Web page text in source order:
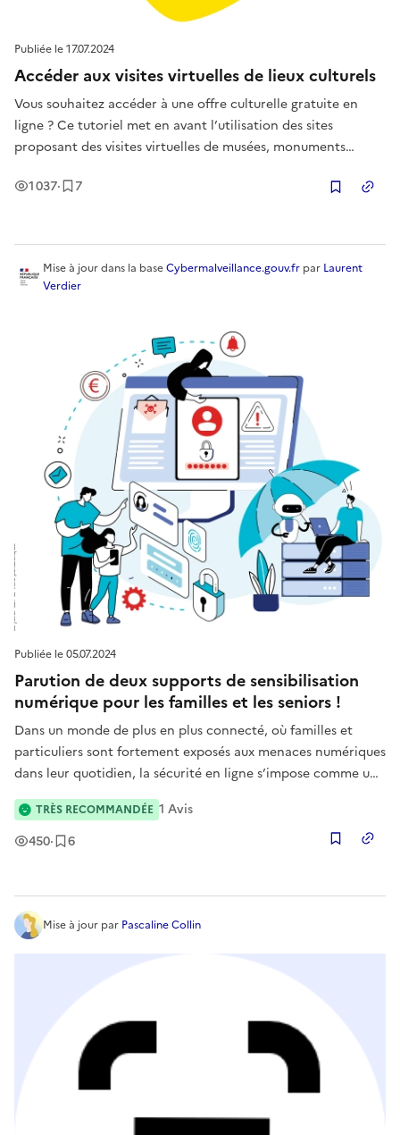
Publiée le17.07.2024
Accéder aux visites virtuelles de lieux culturels
Vous souhaitez accéder à une offre culturelle gratuite en
ligne ? Ce tutoriel met en avant l’utilisation des sites
proposant des visites virtuelles de musées, monuments
les adultes que pour les enfants.
1 037Vues
· 7Enregistrement
Publiée le05.07.2024
Parution de deux supports de sensibilisation
numérique pour les familles et les seniors !
Dans un monde de plus en plus connecté, où familles et
particuliers sont fortement exposés aux menaces numériques
dans leur quotidien, la sécurité en ligne s’impose comme une
priorité pour tous. C’est dans ce cadre que la CNIL,
Cybermalveillance.gouv.fr et l’Unaf ont décidé d’éditer deux
dépliants i
450Vues
· 6Enregistrement
TRÈS RECOMMANDÉE 1 Avis
Mise à jourdans la baseCybermalveillance.gouv.fr par Laurent
Verdier
Mise à jour par Pascaline Collin